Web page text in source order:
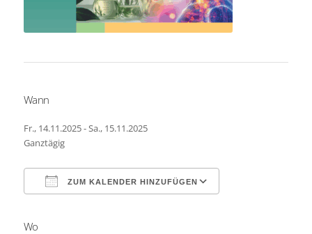
Wann
Fr., 14.11.2025 - Sa., 15.11.2025
Ganztägig
ZUM KALENDER HINZUFÜGEN
Wo